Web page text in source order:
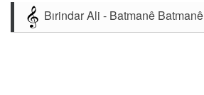
Bırindar Ali - Batmanê Batmanê